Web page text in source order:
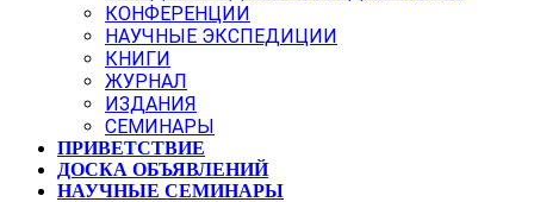
КОНФЕРЕНЦИИ
НАУЧНЫЕ ЭКСПЕДИЦИИ
КНИГИ
ЖУРНАЛ
ИЗДАНИЯ
СЕМИНАРЫ
ПРИВЕТСТВИЕ
ДОСКА ОБЪЯВЛЕНИЙ
НАУЧНЫЕ СЕМИНАРЫ